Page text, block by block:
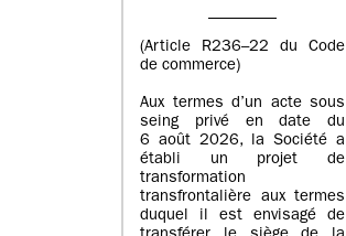
(Article R236–22 du Code
de commerce)
Aux termes d’un acte sous
seing privé en date du
6 août 2026, la Société a
établi un projet de
transformation
transfrontalière aux termes
duquel il est envisagé de